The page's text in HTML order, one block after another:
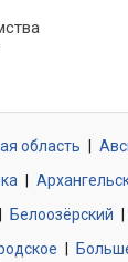
без
область
Белоозёрский